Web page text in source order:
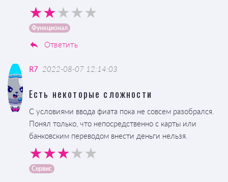
Функционал
Ответить
R7 2022-08-07 12:14:03
Есть некоторые сложности
С условиями ввода фиата пока не совсем разобрался.
Понял только, что непосредственно с карты или
банковским переводом внести деньги нельзя.
Сервис